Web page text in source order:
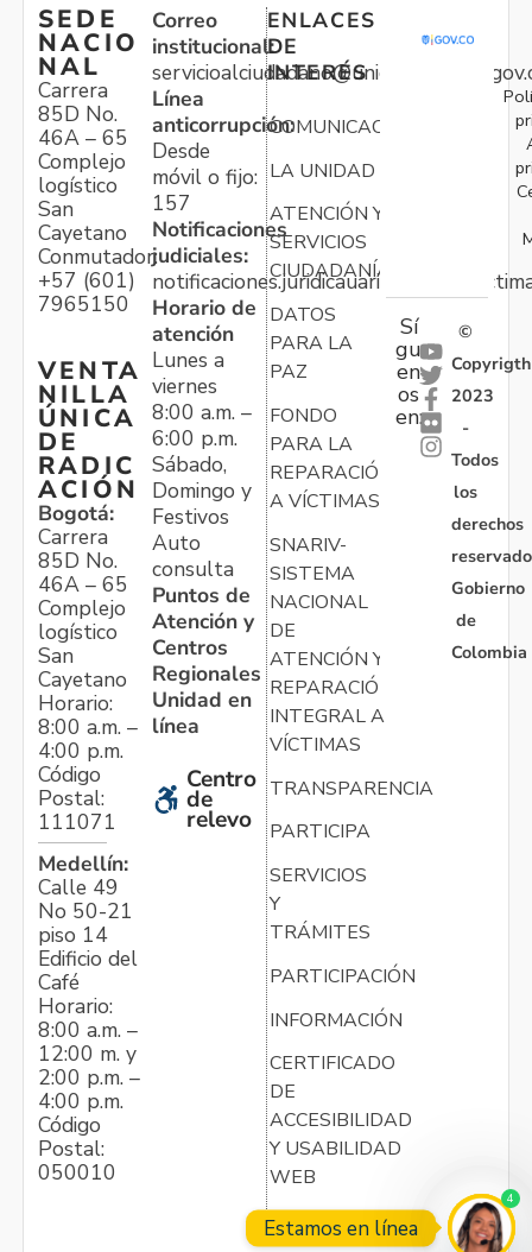
SEDE
NACIO
NAL
Carrera
85D No.
46A – 65
Complejo
logístico
San
Cayetano
Conmutador:
+57 (601)
7965150
VENTA
NILLA
ÚNICA
DE
RADIC
ACIÓN
Bogotá:
Carrera
85D No.
46A – 65
Complejo
logístico
San
Cayetano
Horario:
8:00 a.m. –
4:00 p.m.
Código
Postal:
111071
Medellín:
Calle 49
No 50-21
piso 14
Edificio del
Café
Horario:
8:00 a.m. –
12:00 m. y
2:00 p.m. –
4:00 p.m.
Código
Postal:
050010
Correo
institucional:
Línea
anticorrupción:
Desde
móvil o fijo:
157
Notificaciones
judiciales:
Horario de
atención
Lunes a
viernes
8:00 a.m. –
6:00 p.m.
Sábado,
Domingo y
Festivos
Auto
consulta
Puntos de
Atención y
Centros
Regionales
Unidad en
línea
Centro
de
relevo
ENLACES
DE
INTERÉS
COMUNICACIONES
LA UNIDAD
ATENCIÓN Y
SERVICIOS
CIUDADANÍA
DATOS
PARA LA
PAZ
FONDO
PARA LA
REPARACIÓN
A VÍCTIMAS
SNARIV-
SISTEMA
NACIONAL
DE
ATENCIÓN Y
REPARACIÓN
INTEGRAL A
VÍCTIMAS
TRANSPARENCIA
PARTICIPA
SERVICIOS
Y
TRÁMITES
PARTICIPACIÓN
INFORMACIÓN
CERTIFICADO
DE
ACCESIBILIDAD
Y USABILIDAD
WEB
Sí
gu
en
os
en:
©
Copyrigth
2023
-
Todos
los
derechos
Gobierno
de
Colombia
Estamos en línea
4